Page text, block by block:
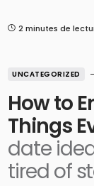
2 minutes de
UNCATEGORIZED
How to
Things
date
tired of